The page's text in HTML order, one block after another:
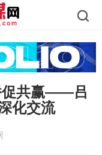
促共赢——吕
化交流